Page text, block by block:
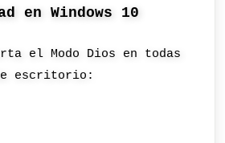
en Windows 10
el Modo Dios en todas
escritorio: